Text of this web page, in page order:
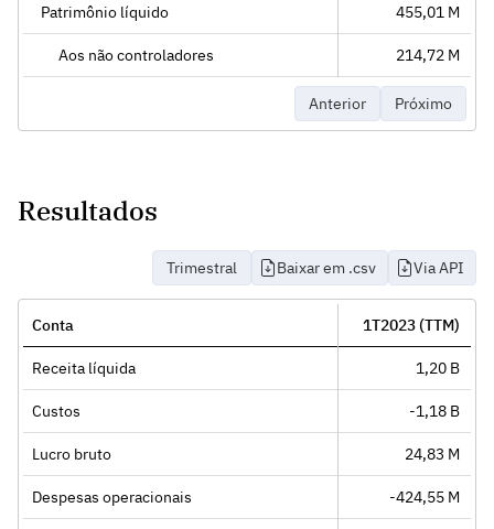
Patrimônio líquido 455,01 M
Aos não controladores 214,72 M
Anterior Próximo
Resultados
Trimestral Baixar em .csv Via API
Conta 1T2023 (TTM)
Receita líquida 1,20 B
Custos -1,18 B
Lucro bruto 24,83 M
Despesas operacionais -424,55 M